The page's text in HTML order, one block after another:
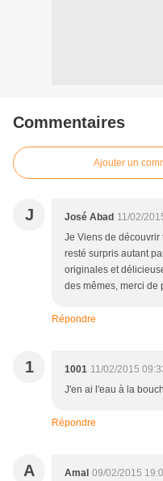
Commentaires
Ajouter un
J José Abad 11/02/
Je Viens de
resté surpris autant
originales et
des mêmes, merci de
Répondre
1 1001 11/02/2015
J'en ai l'eau à la
Répondre
A Amal 09/02/2015